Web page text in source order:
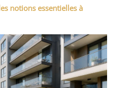
notions essentielles à